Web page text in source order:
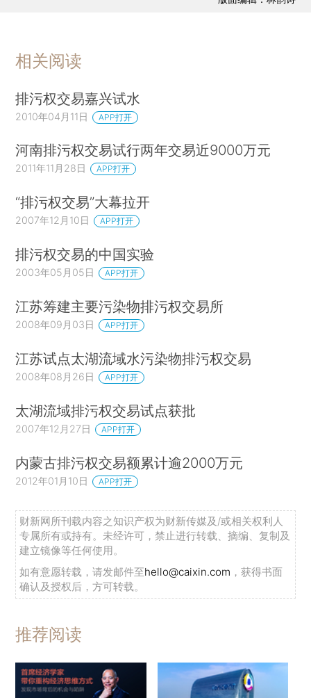
相关阅读
排污权交易嘉兴试水
2010年04月11日 APP打开
河南排污权交易试行两年交易近9000万元
2011年11月28日 APP打开
“排污权交易”大幕拉开
2007年12月10日 APP打开
排污权交易的中国实验
2003年05月05日 APP打开
江苏筹建主要污染物排污权交易所
2008年09月03日 APP打开
江苏试点太湖流域水污染物排污权交易
2008年08月26日 APP打开
太湖流域排污权交易试点获批
2007年12月27日 APP打开
内蒙古排污权交易额累计逾2000万元
2012年01月10日 APP打开
财新网所刊载内容之知识产权为财新传媒及/或相关权利人
专属所有或持有。未经许可，禁止进行转载、摘编、复制及
建立镜像等任何使用。
如有意愿转载，请发邮件至hello@caixin.com ，获得书面
确认及授权后，方可转载。
推荐阅读